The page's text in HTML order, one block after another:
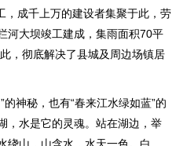
，成千上万的建设者集聚于此，劳
河大坝竣工建成，集雨面积70平
，彻底解决了县城及周边场镇居
神秘，也有“春来江水绿如蓝”的
，水是它的灵魂。站在湖边，举